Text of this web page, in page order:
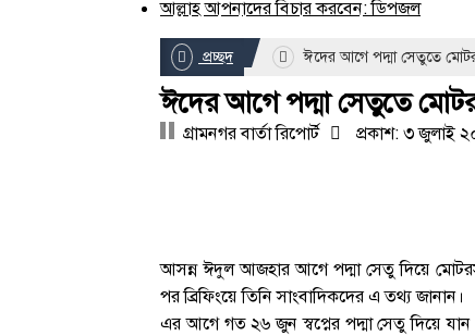
আল্লাহ আপনাদের বিচার করবেন: ডিপজল
প্রচ্ছদ ঈদের আগে পদ্মা সেতুতে
ঈদের আগে পদ্মা সেতুতে
গ্রামনগর বার্তা রিপোর্ট প্রকাশ: ৩ জুলাই
আসন্ন ঈদুল আজহার আগে পদ্মা সেতু দিয়ে
পর ব্রিফিংয়ে তিনি সাংবাদিকদের এ তথ্য জানান।
এর আগে গত ২৬ জুন স্বপ্নের পদ্মা সেতু দিয়ে যান